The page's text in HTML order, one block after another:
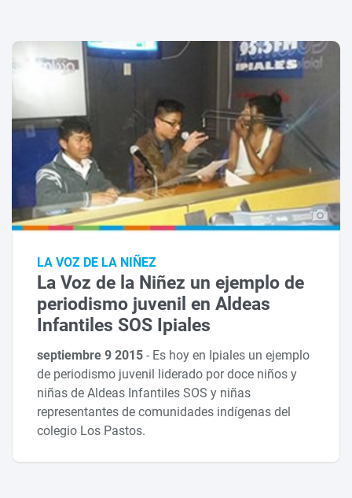
LA VOZ DE LA NIÑEZ
La Voz de la Niñez un ejemplo de
periodismo juvenil en Aldeas
Infantiles SOS Ipiales
septiembre 9 2015- Es hoy en Ipiales un ejemplo
de periodismo juvenil liderado por doce niños y
niñas de Aldeas Infantiles SOS y niñas
representantes de comunidades indígenas del
colegio Los Pastos.